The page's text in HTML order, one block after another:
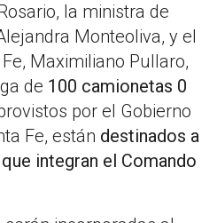
la ministra de
Monteoliva, y el
Maximiliano Pullaro,
de 100 camionetas 0
por el Gobierno
Fe, están destinados a
integran el Comando